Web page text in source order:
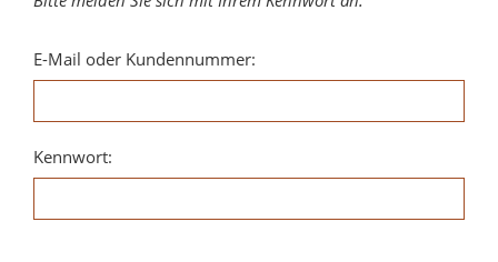
E-Mail oder Kundennummer:
Kennwort: